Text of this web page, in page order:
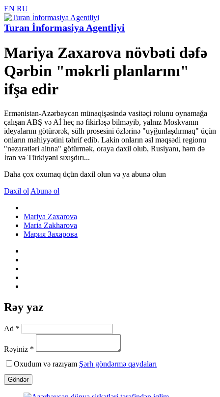
EN RU
Turan İnformasiya Agentliyi
Mariya Zaxarova növbəti dəfə
Qərbin "məkrli planlarını"
ifşa edir
Ermənistan-Azərbaycan münaqişəsində vasitəçi rolunu oynamağa
çalışan ABŞ və Aİ heç nə fikirləşə bilməyib, yalnız Moskvanın
ideyalarını götürərək, sülh prosesini özlərinə "uyğunlaşdırmaq" üçün
onların mahiyyətini təhrif edib. Lakin onların əsl məqsədi regionu
"nəzarətləri altına" götürmək, oraya daxil olub, Rusiyanı, həm də
İran və Türkiyəni sıxışdırı...
Daha çox oxumaq üçün daxil olun və ya abunə olun
Daxil ol Abunə ol
Mariya Zaxarova
Maria Zakharova
Мария Захарова
Rəy yaz
Ad *
Rəyiniz *
Oxudum və razıyam Şərh göndərmə qaydaları
Göndər